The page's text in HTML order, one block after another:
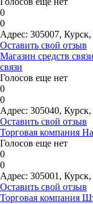
0
0
Адрес: 305007,
Оставить свой отзыв
Магазин средств
связи
Голосов еще нет
0
0
Адрес: 305040,
Оставить свой отзыв
Торговая компания
Голосов еще нет
0
0
Адрес: 305001,
Оставить свой отзыв
Торговая компания